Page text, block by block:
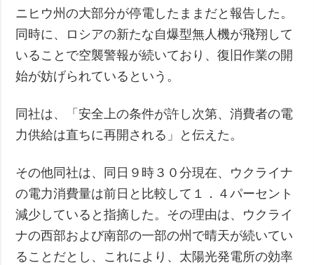
ニヒウ州の大部分が停電したままだと報告した。
同時に、ロシアの新たな自爆型無人機が飛翔して
いることで空襲警報が続いており、復旧作業の開
始が妨げられているという。
同社は、「安全上の条件が許し次第、消費者の電
力供給は直ちに再開される」と伝えた。
その他同社は、同日９時３０分現在、ウクライナ
の電力消費量は前日と比較して１．４パーセント
減少していると指摘した。その理由は、ウクライ
ナの西部および南部の一部の州で晴天が続いてい
ることだとし、これにより、太陽光発電所の効率